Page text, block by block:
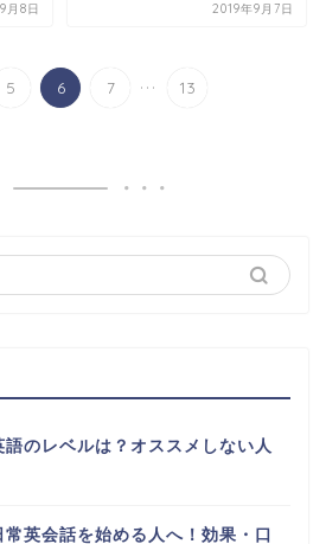
月8日 2019年9月7日
5 6 7 ... 13
のレベルは？オススメしない人
英会話を始める人へ！効果・口